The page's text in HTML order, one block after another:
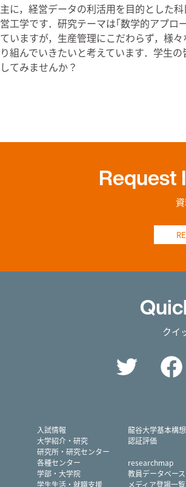
主に，経営データの利活用を目的とした
営工学です．研究テーマは｢数学的アプロ
ていますが，生産管理にこだわらず，様
り組んでいきたいと考えています．学生
してみませんか？
Request
クイ
入試情報
大学紹介・研究
研究所・研究センター
各種センター
学部・大学院
学生生活・就職支援
龍谷大学基本構
認証評価
researchmap
教員データベース
メディア登場一覧